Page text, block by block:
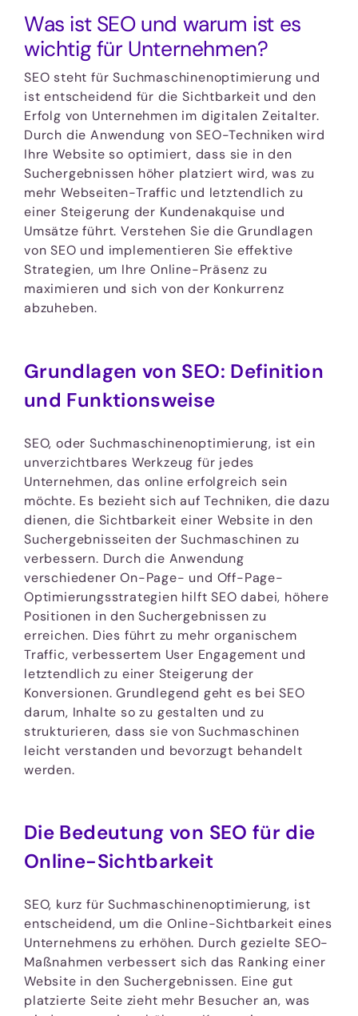
Was ist SEO und warum ist es
wichtig für Unternehmen?
SEO steht für Suchmaschinenoptimierung und
ist entscheidend für die Sichtbarkeit und den
Erfolg von Unternehmen im digitalen Zeitalter.
Durch die Anwendung von SEO-Techniken wird
Ihre Website so optimiert, dass sie in den
Suchergebnissen höher platziert wird, was zu
mehr Webseiten-Traffic und letztendlich zu
einer Steigerung der Kundenakquise und
Umsätze führt. Verstehen Sie die Grundlagen
von SEO und implementieren Sie effektive
Strategien, um Ihre Online-Präsenz zu
maximieren und sich von der Konkurrenz
abzuheben.
Grundlagen von SEO: Definition
und Funktionsweise
SEO, oder Suchmaschinenoptimierung, ist ein
unverzichtbares Werkzeug für jedes
Unternehmen, das online erfolgreich sein
möchte. Es bezieht sich auf Techniken, die dazu
dienen, die Sichtbarkeit einer Website in den
Suchergebnisseiten der Suchmaschinen zu
verbessern. Durch die Anwendung
verschiedener On-Page- und Off-Page-
Optimierungsstrategien hilft SEO dabei, höhere
Positionen in den Suchergebnissen zu
erreichen. Dies führt zu mehr organischem
Traffic, verbessertem User Engagement und
letztendlich zu einer Steigerung der
Konversionen. Grundlegend geht es bei SEO
darum, Inhalte so zu gestalten und zu
strukturieren, dass sie von Suchmaschinen
leicht verstanden und bevorzugt behandelt
werden.
Die Bedeutung von SEO für die
Online-Sichtbarkeit
SEO, kurz für Suchmaschinenoptimierung, ist
entscheidend, um die Online-Sichtbarkeit eines
Unternehmens zu erhöhen. Durch gezielte SEO-
Maßnahmen verbessert sich das Ranking einer
Website in den Suchergebnissen. Eine gut
platzierte Seite zieht mehr Besucher an, was